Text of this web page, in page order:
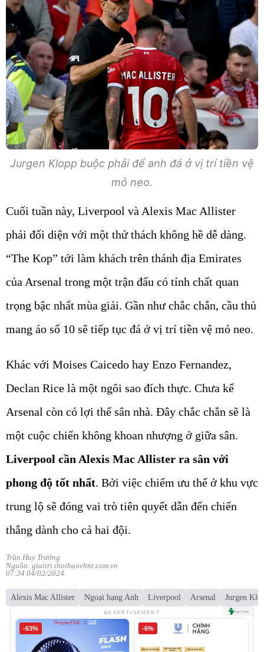
Jurgen Klopp buộc phải để anh đá ở vị trí tiền vệ
mỏ neo.
Cuối tuần này, Liverpool và Alexis Mac Allister
phải đối diện với một thử thách không hề dễ dàng.
“The Kop” tới làm khách trên thánh địa Emirates
của Arsenal trong một trận đấu có tính chất quan
trọng bậc nhất mùa giải. Gần như chắc chắn, cầu thủ
mang áo số 10 sẽ tiếp tục đá ở vị trí tiền vệ mỏ neo.
Khác với Moises Caicedo hay Enzo Fernandez,
Declan Rice là một ngôi sao đích thực. Chưa kể
Arsenal còn có lợi thế sân nhà. Đây chắc chắn sẽ là
một cuộc chiến không khoan nhượng ở giữa sân.
Liverpool cần Alexis Mac Allister ra sân với
phong độ tốt nhất. Bởi việc chiếm ưu thế ở khu vực
trung lộ sẽ đóng vai trò tiên quyết dẫn đến chiến
thắng dành cho cả hai đội.
Trần Huy Trưởng
Nguồn: giaitri.thoibaovhnt.com.vn
07:34 04/02/2024
Alexis Mac Allister Ngoại hạng Anh Liverpool Arsenal Jurgen
ADVERTISEMENT
-63% -6%